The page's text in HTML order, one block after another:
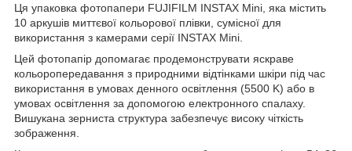
Ця упаковка фотопапери FUJIFILM INSTAX Mini, яка містить
10 аркушів миттєвої кольорової плівки, сумісної для
використання з камерами серії INSTAX Mini.
Цей фотопапір допомагає продемонструвати яскраве
кольоропередавання з природними відтінками шкіри під час
використання в умовах денного освітлення (5500 K) або в
умовах освітлення за допомогою електронного спалаху.
Вишукана зерниста структура забезпечує високу чіткість
зображення.